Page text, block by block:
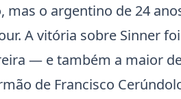
mas o argentino de 24
. A vitória sobre Sinner
— e também a maior
de Francisco